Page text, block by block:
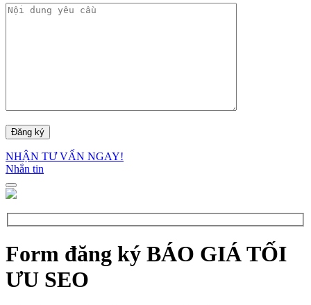
NHẬN TƯ VẤN NGAY!
Nhắn tin
Form đăng ký BÁO GIÁ TỐI
ƯU SEO